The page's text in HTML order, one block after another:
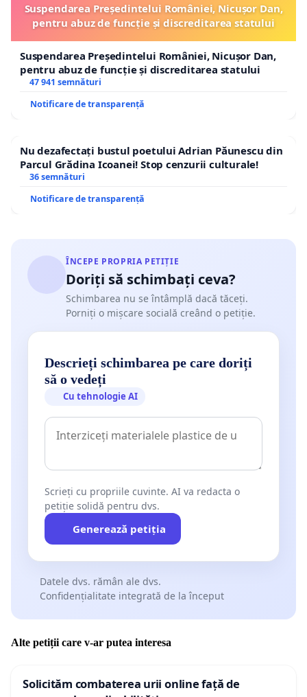
Suspendarea Președintelui României, Nicușor Dan,
pentru abuz de funcție și discreditarea statului
Suspendarea Președintelui României, Nicușor Dan,
pentru abuz de funcție și discreditarea statului
47 941 semnături
Notificare de transparență
Nu dezafectați bustul poetului Adrian Păunescu din
Parcul Grădina Icoanei! Stop cenzurii culturale!
36 semnături
Notificare de transparență
ÎNCEPE PROPRIA PETIȚIE
Doriți să schimbați ceva?
Schimbarea nu se întâmplă dacă tăceți.
Porniți o mișcare socială creând o petiție.
Descrieți schimbarea pe care doriți
să o vedeți
Cu tehnologie AI
Scrieți cu propriile cuvinte. AI va redacta o
petiție solidă pentru dvs.
Generează petiția
Datele dvs. rămân ale dvs.
Confidențialitate integrată de la început
Alte petiții care v-ar putea interesa
Solicităm combaterea urii online față de